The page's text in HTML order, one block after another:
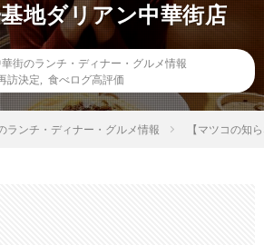
地ダリアン中華街店
街のランチ・ディナー・グルメ情報
訪決定 食べログ高評価
ランチ・ディナー・グルメ情報 【マツコの知